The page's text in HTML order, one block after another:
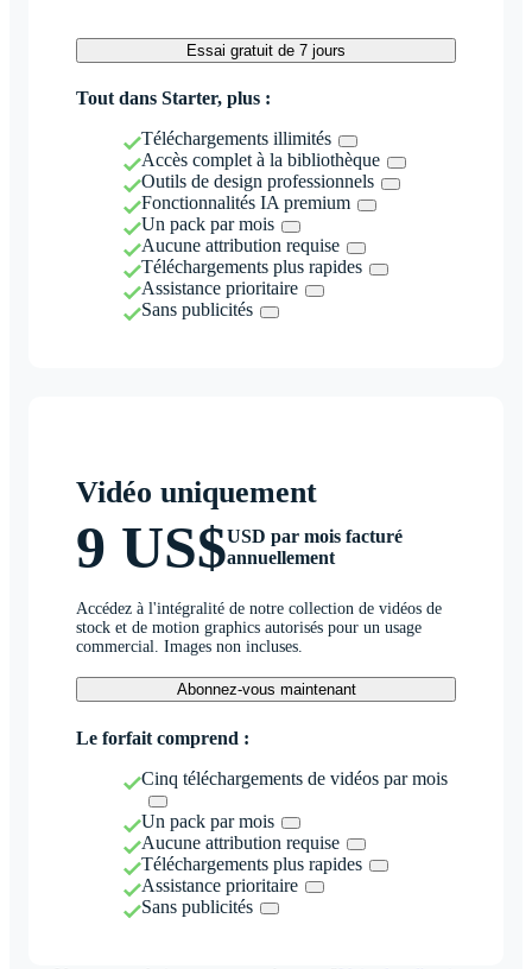
Essai gratuit de 7 jours
Tout dans Starter, plus :
Téléchargements illimités
Accès complet à la bibliothèque
Outils de design professionnels
Fonctionnalités IA premium
Un pack par mois
Aucune attribution requise
Téléchargements plus rapides
Assistance prioritaire
Sans publicités
Vidéo uniquement
9 US$USD par mois facturé
annuellement
Accédez à l'intégralité de notre collection de vidéos de
stock et de motion graphics autorisés pour un usage
commercial. Images non incluses.
Abonnez-vous maintenant
Le forfait comprend :
Cinq téléchargements de vidéos par mois
Un pack par mois
Aucune attribution requise
Téléchargements plus rapides
Assistance prioritaire
Sans publicités